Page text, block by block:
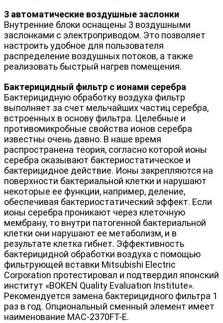
3 автоматические воздушные заслонки
Внутренние блоки оснащены 3 воздушными
заслонками с электроприводом. Это позволяет
настроить удобное для пользователя
распределение воздушных потоков, а также
реализовать быстрый нагрев помещения.
Бактерицидный фильтр с ионами серебра
Бактерицидную обработку воздуха фильтр
выполняет за счет мельчайших частиц серебра,
встроенных в основу фильтра. Целебные и
противомикробные свойства ионов серебра
известны очень давно. В наше время
распространена теория, согласно которой ионы
серебра оказывают бактериостатическое и
бактерицидное действие. Ионы закрепляются на
поверхности бактериальной клетки и нарушают
некоторые ее функции, например, деление,
обеспечивая бактериостатический эффект. Если
ионы серебра проникают через клеточную
мембрану, то внутри патогенной бактериальной
клетки они нарушают ее метаболизм, и в
результате клетка гибнет. Эффективность
бактерицидной обработки воздуха с помощью
фильтрующей вставки Mitsubishi Electric
Corporation протестировал и подтвердил японский
институт «BOKEN Quality Evaluation Institute».
Рекомендуется замена бактерицидного фильтра 1
раз в год. Опциональный сменный элемент имеет
наименование MAC-2370FT-E.